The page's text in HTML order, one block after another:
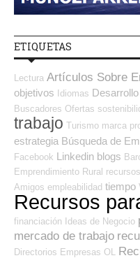
ETIQUETAS
Lectura Artículos Sobre
objetivos Idiomas
Buscadores Ofertas
trabajo Turismo marca
estrategia Búsqueda de
Facebook Linkedin blogs
Emprendimiento Rural recursos
Amigos empleabilidad tiempo
Recursos
financiación Ideas de Negocio
mercado de trabajo
Directorios Empresas OL